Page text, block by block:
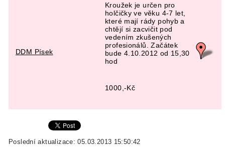
DDM Písek
Kroužek je určen pro
holčičky ve věku 4-7 let,
které mají rády pohyb a
chtějí si zacvičit pod
vedením zkušených
profesionálů. Začátek
bude 4.10.2012 od 15,30
hod
1000,-Kč
Poslední aktualizace: 05.03.2013 15:50:42